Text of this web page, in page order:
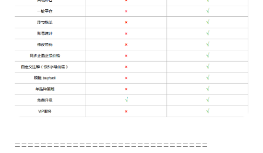
==============================